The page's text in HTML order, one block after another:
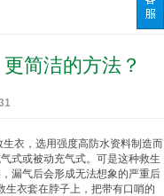
简洁的方法？
生衣 ，选用强度高防水资料制造而
式或被动充气式。可是这种救生
漏气后会形成无法想象的严重后
生衣套在脖子上，把带有口哨的